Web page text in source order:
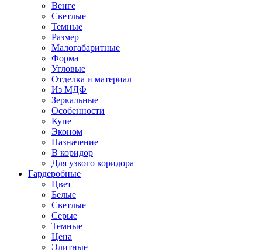
Венге
Светлые
Темные
Размер
Малогабаритные
Форма
Угловые
Отделка и материал
Из МДФ
Зеркальные
Особенности
Купе
Эконом
Назначение
В коридор
Для узкого коридора
Гардеробные
Цвет
Белые
Светлые
Серые
Темные
Цена
Элитные